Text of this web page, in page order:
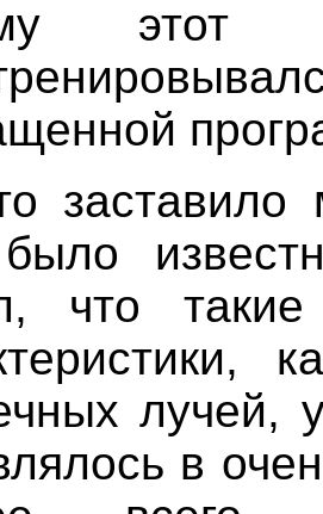
этот
заставило
что такие
лучей,
в